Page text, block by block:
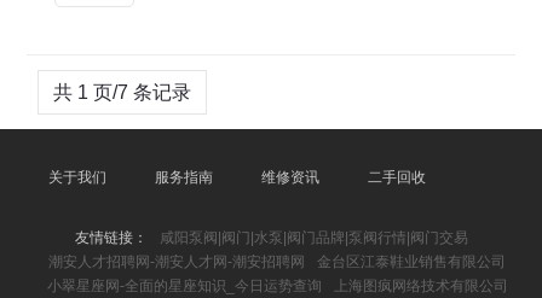
共 1 页/7 条记录
关于我们 服务指南 维修资讯 二手回收
友情链接：
咸阳泵阀|阀门|水泵|阀门品牌|泵阀行情|阀门交易
潮安人才招聘网-潮安人才网-潮安招聘网
金台区江泰鞋业销售有限公司
小翠星座网-全面的星座知识_今日运势查询
上海图疯网络技术有限公司